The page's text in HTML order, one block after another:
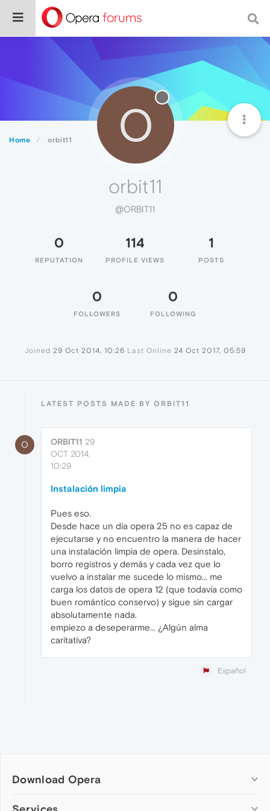
Home orbit11 O
orbit11
@ORBIT11
0
REPUTATION
114
PROFILE VIEWS
1
POSTS
0
FOLLOWERS
0
FOLLOWING
Joined 29 Oct 2014, 10:26 Last Online 24 Oct 2017, 05:59
LATEST POSTS MADE BY ORBIT11
O ORBIT11 29
OCT 2014,
10:29
Instalación limpia
Pues eso.
Desde hace un día opera 25 no es capaz de
ejecutarse y no encuentro la manera de hacer
una instalación limpia de opera. Desinstalo,
borro registros y demás y cada vez que lo
vuelvo a instalar me sucede lo mismo... me
carga los datos de opera 12 (que todavía como
buen romántico conservo) y sigue sin cargar
absolutamente nada.
empiezo a deseperarme... ¿Algún alma
caritativa?
Español
Download Opera
Computer browsers